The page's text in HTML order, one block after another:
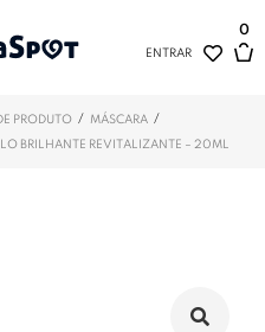
ENTRAR
0
PRODUTO / MÁSCARA /
BRILHANTE REVITALIZANTE – 20ML